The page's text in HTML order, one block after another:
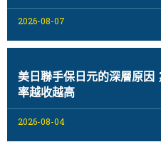
2026-08-07
美日聯手保日元的深層原因
率越收越高
2026-08-04